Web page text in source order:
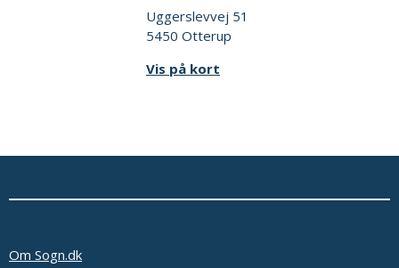
Uggerslevvej 51
5450 Otterup
Vis på kort
Om Sogn.dk